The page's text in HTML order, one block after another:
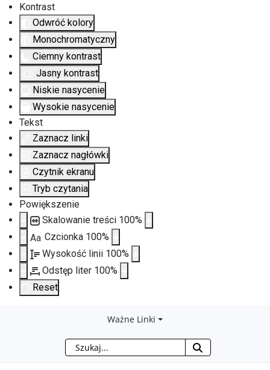
Kontrast
Odwróć kolory
Monochromatyczny
Ciemny kontrast
Jasny kontrast
Niskie nasycenie
Wysokie nasycenie
Tekst
Zaznacz linki
Zaznacz nagłówki
Czytnik ekranu
Tryb czytania
Powiększenie
Skalowanie treści 100%
Aa Czcionka 100%
Wysokość linii 100%
Odstęp liter 100%
Reset
Ważne Linki
Szukaj